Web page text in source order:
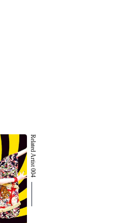
Related Artist 004